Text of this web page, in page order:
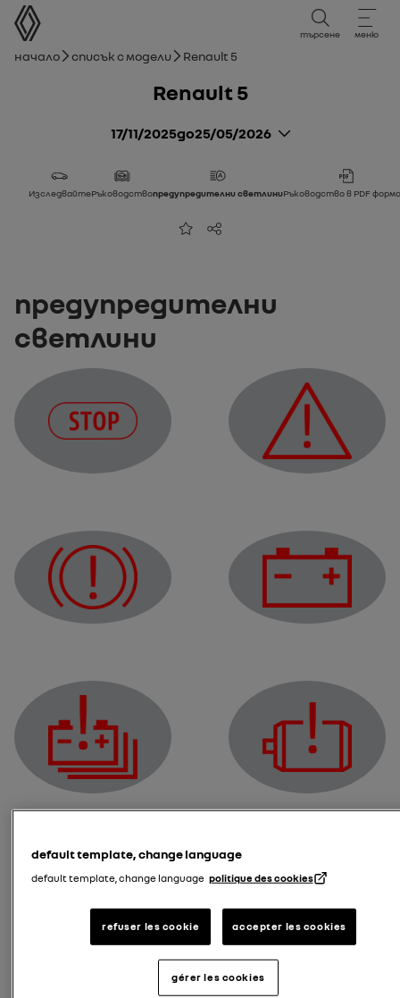
Ръководство за потребителя
търсене меню
Навигационен път
Начало Списък с модели Renault 5
Renault 5
17/11/2025до25/05/2026
ИзследвайтеРъководствопредупредителни светлиниРъководство в PDF
Добави към любими
Сподели
предупредителни
светлини
Индикатор за задължително спиране
Предупредителен
Индикатор за проблем със спирачната система
Индикатор за
Предупредителен индикатор за неизправност на
Предупредителен
Предупредителен индикатор за неизправност в
Индикатор,
default template, change language
default template, change language politique des cookies
refuser les cookie accepter les cookies
gérer les cookies